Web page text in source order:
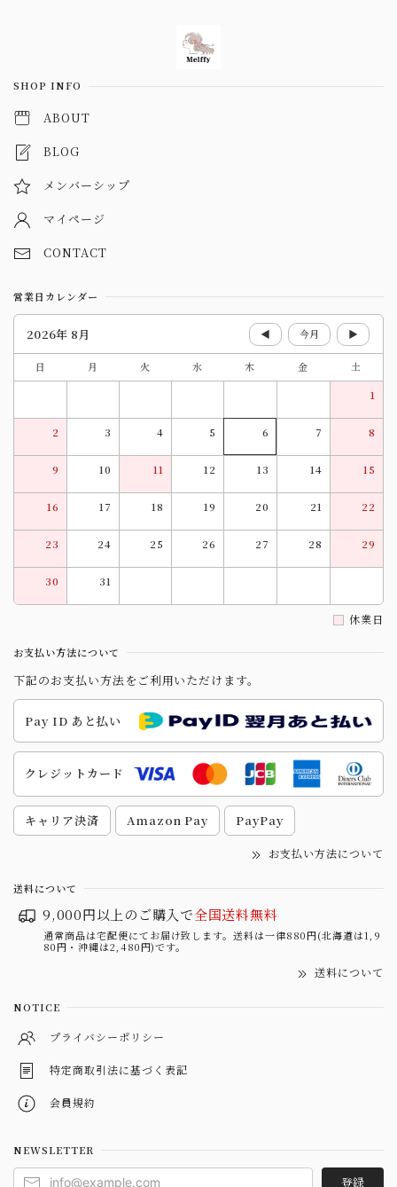
SHOP INFO
ABOUT
BLOG
メンバーシップ
マイページ
CONTACT
営業日カレンダー
2026年 8月 ◀ 今月 ▶
日 月 火 水 木 金
土
1
2 3 4 5 6 7 8
9 10 11 12 13 14 15
16 17 18 19 20 21 22
23 24 25 26 27 28 29
30 31
休業日
お支払い方法について
下記のお支払い方法をご利用いただけます。
Pay ID あと払い
クレジットカード
キャリア決済 Amazon Pay PayPay
お支払い方法について
送料について
9,000円以上のご購入で全国送料無料
通常商品は宅配便にてお届け致します。送料は一律880円(北海道は1,9
80円・沖縄は2,480円)です。
送料について
NOTICE
プライバシーポリシー
特定商取引法に基づく表記
会員規約
NEWSLETTER
登録